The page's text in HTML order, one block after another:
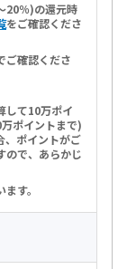
20％)の還元時
をご確認くださ
ご確認くださ
して10万ポイ
ポイントまで)
、ポイントがご
ので、あらかじ
す。